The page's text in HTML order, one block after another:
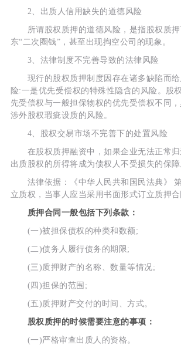
2、出质人信用缺失的道德风险
所谓股权质押的道德风险，是指股权质押
东“二次圈钱”，甚至出现掏空公司的现象。
3、法律制度不完善导致的法律风险
现行的股权质押制度因存在诸多缺陷而给
险:一是优先受偿权的特殊性隐含的风险。股
先受偿权与一般担保物权的优先受偿权不同
涉外股权瑕疵设质的风险。
4、股权交易市场不完善下的处置风险
在股权质押融资中，如果企业无法正常归
出质股权的所得将成为债权人不受损失的保障
法律依据：《中华人民共和国民法典》
立质权，当事人应当采用书面形式订立质押合
质押合同一般包括下列条款：
(一)被担保债权的种类和数额;
(二)债务人履行债务的期限;
(三)质押财产的名称、数量等情况;
(四)担保的范围;
(五)质押财产交付的时间、方式。
股权质押的时候需要注意的事项：
(一)严格审查出质人的资格。